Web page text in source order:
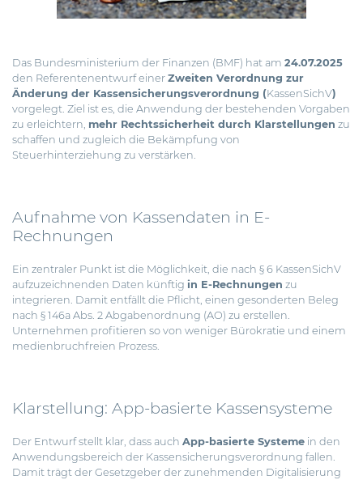
Das Bundesministerium der Finanzen (BMF) hat am 24.07.2025
den Referentenentwurfeiner Zweiten Verordnung zur
Änderung der Kassensicherungsverordnung (KassenSichV)
vorgelegt. Ziel ist es, die Anwendung der bestehenden Vorgaben
zu erleichtern, mehr Rechtssicherheit durch Klarstellungen zu
schaffen und zugleich die Bekämpfung von
Steuerhinterziehung zu verstärken.
Aufnahme von Kassendaten in E-
Rechnungen
Ein zentraler Punkt ist die Möglichkeit, die nach § 6 KassenSichV
aufzuzeichnenden Daten künftig in E-Rechnungen zu
integrieren. Damit entfällt die Pflicht, einen gesonderten Beleg
nach § 146a Abs. 2 Abgabenordnung (AO) zu erstellen.
Unternehmen profitieren so von weniger Bürokratie und einem
medienbruchfreien Prozess.
Klarstellung: App-basierte Kassensysteme
Der Entwurf stellt klar, dass auch App-basierte Systeme in den
Anwendungsbereich der Kassensicherungsverordnung fallen.
Damit trägt der Gesetzgeber der zunehmenden Digitalisierung